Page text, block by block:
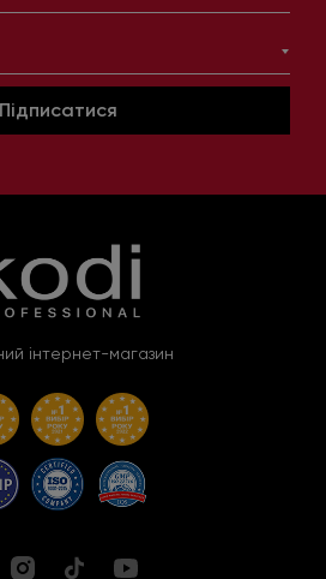
Підписатися
інтернет-магазин